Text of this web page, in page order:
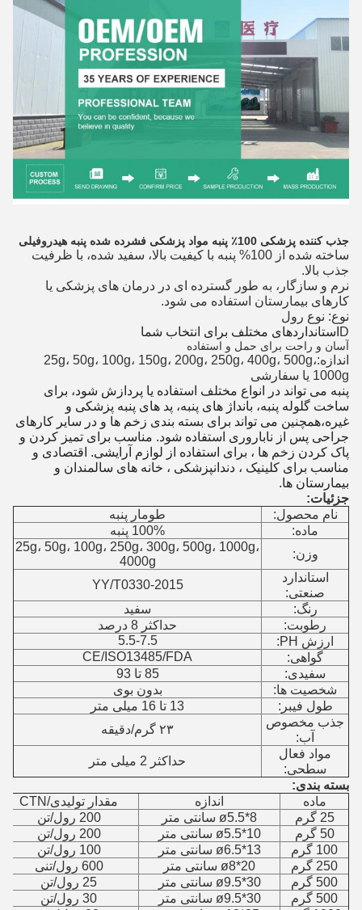
جذب کننده پزشکی 100٪ پنبه مواد پزشکی فشرده شده پنبه هیدروفیلی
ساخته شده از 100% پنبه با کیفیت بالا، سفید شده، با ظرفیت
جذب بالا.
نرم و سازگار، به طور گسترده ای در درمان های پزشکی یا
کارهای بیمارستان استفاده می شود.
نوع: نوع رول
D استانداردهای مختلف برای انتخاب شما
آسان و راحت برای حمل و استفاده
اندازه:25g، 50g، 100g، 150g، 200g، 250g، 400g، 500g،
1000g یا سفارشی
پنبه می تواند در انواع مختلف استفاده یا پردازش شود، برای
ساخت گلوله پنبه، بانداژ های پنبه، پد های پنبه پزشکی و
غیره،همچنین می تواند برای بسته بندی زخم ها و در سایر کارهای
جراحی پس از ناباروری استفاده شود. مناسب برای تمیز کردن و
پاک کردن زخم ها ، برای استفاده از لوازم آرایشی. اقتصادی و
مناسب برای کلینیک ، دندانپزشکی ، خانه های سالمندان و
بیمارستان ها.
جزئیات:
نام محصول:
طومار پنبه
ماده:
100% پنبه
وزن:
25g، 50g، 100g، 250g، 300g، 500g، 1000g،
4000g
استاندارد
صنعتی:
YY/T0330-2015
رنگ:
سفید
رطوبت:
حداکثر 8 درصد
ارزش PH:
5.5-7.5
گواهی:
CE/ISO13485/FDA
سفیدی:
85 تا 93
شخصیت ها:
بدون بوی
طول فیبر:
13 تا 16 میلی متر
جذب مخصوص
آب:
۲۳ گرم/دقیقه
مواد فعال
سطحی:
حداکثر 2 میلی متر
بسته بندی:
ماده
اندازه
مقدار تولیدی/CTN
25 گرم
ø5.5*8 سانتی متر
200 رول/تن
50 گرم
ø5.5*10 سانتی متر
200 رول/تن
100 گرم
ø6.5*13 سانتی متر
100 رول/تن
250 گرم
ø8*20 سانتی متر
600 رول/تنی
500 گرم
ø9.5*30 سانتی متر
25 رول/تن
500 گرم
ø9.5*30 سانتی متر
30 رول/تن